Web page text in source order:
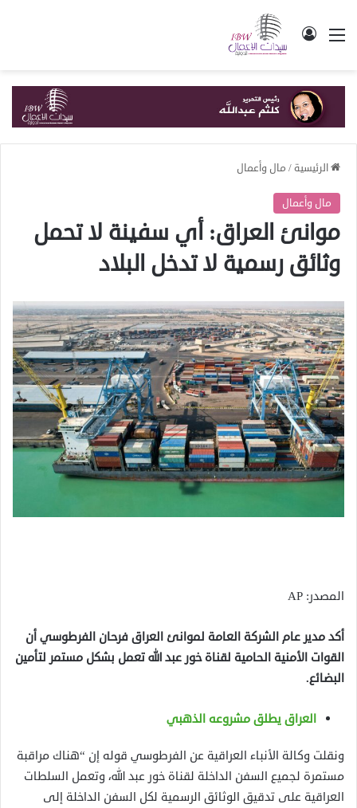
القائمة تسجيل الدخول
الرئيسية/ مال وأعمال
مال وأعمال
موانئ العراق: أي سفينة لا تحمل
وثائق رسمية لا تدخل البلاد
المصدر: AP
أكد مدير عام الشركة العامة لموانئ العراق فرحان الفرطوسي أن
القوات الأمنية الحامية لقناة خور عبد الله تعمل بشكل مستمر لتأمين
البضائع.
العراق يطلق مشروعه الذهبي
ونقلت وكالة الأنباء العراقية عن الفرطوسي قوله إن “هناك مراقبة
مستمرة لجميع السفن الداخلة لقناة خور عبد الله، وتعمل السلطات
العراقية على تدقيق الوثائق الرسمية لكل السفن الداخلة إلى